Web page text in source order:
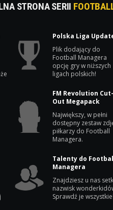
STRONA SERII
Polska Liga
Plik dodający do
Football Managera
opcję gry w niższych
ligach polskich!
FM Revolution
Out Megapack
Największy, w pełni
dostępny zestaw
piłkarzy do Football
Managera.
Talenty do
Managera
Znajdziesz u nas
nazwisk
Sprawdź je